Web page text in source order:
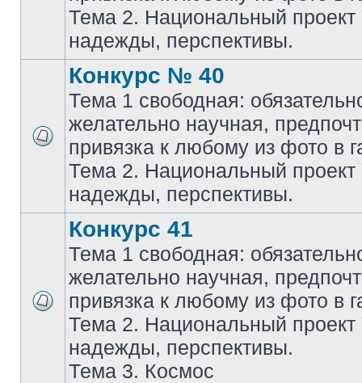
Тема 2. Национальный
надежды, перспективы.
Конкурс № 40
Тема 1 свободная:
желательно научная,
привязка к любому из фото в
Тема 2. Национальный
надежды, перспективы.
Конкурс 41
Тема 1 свободная:
желательно научная,
привязка к любому из фото в
Тема 2. Национальный
надежды, перспективы.
Тема 3. Космос